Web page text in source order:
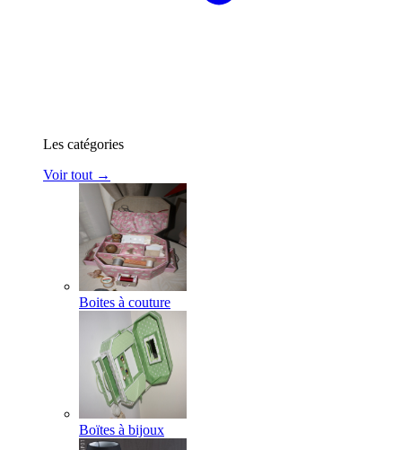
Les catégories
Voir tout →
Boites à couture
Boïtes à bijoux